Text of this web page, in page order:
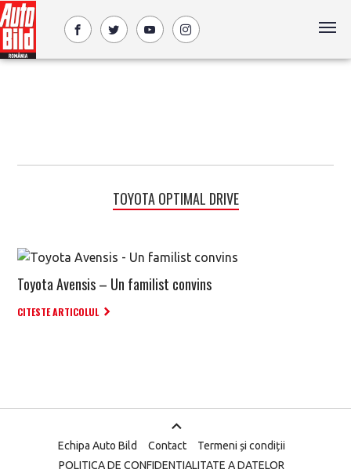
TOYOTA OPTIMAL DRIVE
Toyota Avensis – Un familist convins
CITESTE ARTICOLUL
Echipa Auto Bild Contact
Termeni și condiții
POLITICA DE CONFIDENTIALITATE A DATELOR